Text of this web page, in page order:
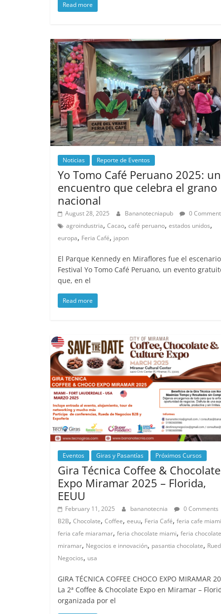
Read more
Noticias Reporte de Eventos
Yo Tomo Café Peruano 2025: un
encuentro que celebra el grano
nacional
August 28, 2025 Bananotecniapub
0
agroindustria, Cacao, café peruano, estados unidos,
europa, Feria Café, japon
El Parque Kennedy en Miraflores fue el
Festival Yo Tomo Café Peruano, un evento
que, en el
Read more
Eventos Giras y Pasantías Próximos Cursos
Gira Técnica Coffee & Chocolate
Expo Miramar 2025 – Florida,
EEUU
February 11, 2025 bananotecnia
0 Comments
B2B, Chocolate, Coffee, eeuu, Feria Café, feria cafe miami
feria cafe miaramar, feria chocolate miami, feria chocolate
miramar, Negocios e innovación, pasantia chocolate,
Negocios, usa
GIRA TÉCNICA COFFEE CHOCO EXPO MIRAMAR
La 2ª Coffee & Chocolate Expo en Miramar –
organizada por el